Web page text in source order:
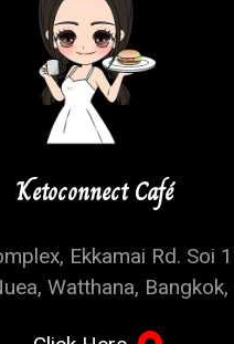
Ketoconnect Café
Ekkamai Rd. Soi
Watthana,